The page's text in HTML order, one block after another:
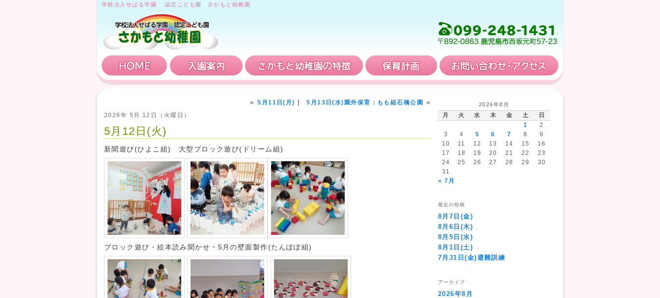
学校法人せばる学園 認定こども園 さかもと幼稚園
HOME 入園案内 さかもと幼稚園の特徴 保育計画
« 5月11日(月) | 5月13日(水)園外保育：もも組石橋公園 »
2026年 5月 12日（火曜日）
5月12日(火)
新聞遊び(ひよこ組) 大型ブロック遊び(ドリーム組)
ブロック遊び・絵本読み聞かせ・5月の壁面製作(たんぽぽ組)
2026年8月
月 火 水 木 金 土
日
1
2
3
4 5 6 7 8
9
10
11 12 13 14 15
16
17
18 19 20 21 22
23
24
25 26 27 28 29
30
31
« 7月
最近の投稿
8月7日(金)
8月6日(木)
8月5日(水)
8月1日(土)
7月31日(金)避難訓練
アーカイブ
2026年8月